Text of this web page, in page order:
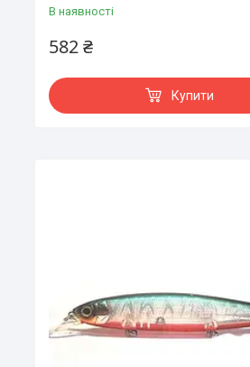
В наявності
582 ₴
Купити